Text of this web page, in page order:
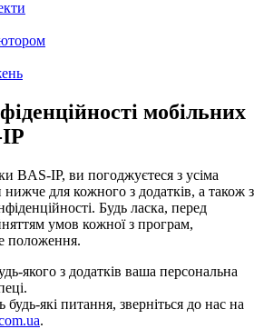
мобільних
IP
BAS-IP, ви погоджуєтеся з усіма
для кожного з додатків, а також з
Будь ласка, перед
умов кожної з програм,
положення.
якого з додатків ваша персональна
які питання, зверніться до нас на
.